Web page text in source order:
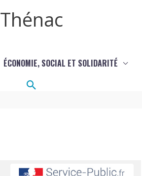
Thénac
ÉCONOMIE, SOCIAL ET SOLIDARITÉ
Rechercher